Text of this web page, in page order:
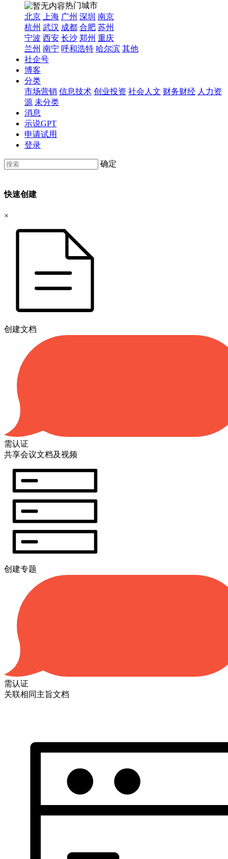
热门城市
北京
上海 广州 深圳 南京
杭州 武汉 成都 合肥 苏州
宁波 西安 长沙 郑州 重庆
兰州 南宁 呼和浩特 哈尔滨 其他
社企号
博客
分类
市场营销 信息技术 创业投资 社会人文 财务财经 人力资
源 未分类
消息
示说GPT
申请试用
登录
确定
快速创建
×
创建文档
需认证
共享会议文档及视频
创建专题
需认证
关联相同主旨文档